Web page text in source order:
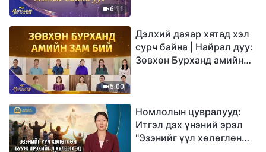
6:11
5:00
Дэлхий даяар хятад хэл
сурч байна | Найрал дуу:
Зөвхөн Бурханд амийн
Номлолын цувралууд:
Итгэл дэх үнэний эрэл
"Эзэнийг үүл хөлөглөн